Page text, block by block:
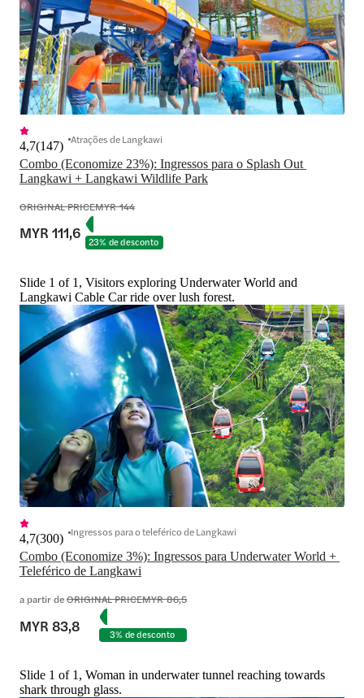
Combo (Economize 23%): Ingressos para o Splash Out
Langkawi + Langkawi Wildlife Park
4,7(147) Atrações de Langkawi
ORIGINAL PRICEMYR 144
MYR 111,6 23% de desconto
Slide 1 of 1, Visitors exploring Underwater World and
Langkawi Cable Car ride over lush forest.
Combo (Economize 3%): Ingressos para Underwater World +
Teleférico de Langkawi
4,7(300) Ingressos para o teleférico de Langkawi
a partir deORIGINAL PRICEMYR 86,5
MYR 83,8 3% de desconto
Slide 1 of 1, Woman in underwater tunnel reaching towards
shark through glass.